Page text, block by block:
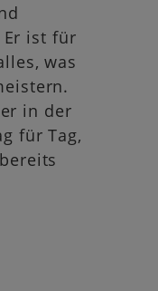
ist für
was
in der
für Tag,